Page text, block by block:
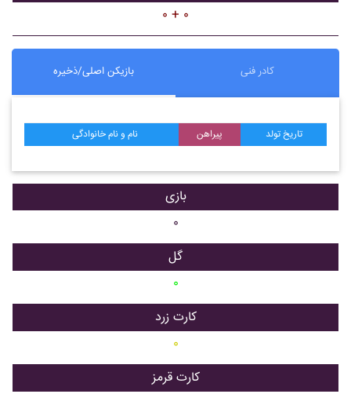
۰ + ۰
بازیکن اصلی/ذخیره کادر فنی
نام و نام خانوادگی پیراهن تاریخ تولد
بازی
۰
گل
۰
کارت زرد
۰
کارت قرمز